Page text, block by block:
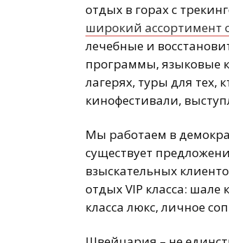
отдых в горах с
широкий ассортимент
лечебные и
программы, языковые
лагерях, туры для тех,
кинофестивали,
Мы работаем в
существует
взыскательных
отдых VIP класса: шале
класса люкс, личное